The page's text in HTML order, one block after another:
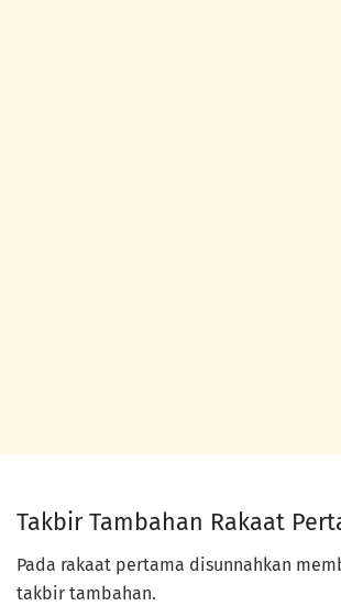
Takbir Tambahan Rakaat
Pada rakaat pertama disunnahkan
takbir tambahan.